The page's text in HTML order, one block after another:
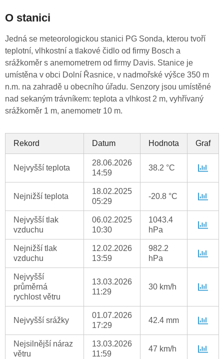
O stanici
Jedná se meteorologickou stanici PG Sonda, kterou tvoří
teplotní, vlhkostní a tlakové čidlo od firmy Bosch a
srážkoměr s anemometrem od firmy Davis. Stanice je
umístěna v obci Dolní Řasnice, v nadmořské výšce 350 m
n.m. na zahradě u obecního úřadu. Senzory jsou umístěné
nad sekaným trávníkem: teplota a vlhkost 2 m, vyhřívaný
srážkoměr 1 m, anemometr 10 m.
Rekord Datum Hodnota Graf
Nejvyšší teplota
28.06.2026
14:59
38.2 °C
Nejnižší teplota
18.02.2025
05:29
-20.8 °C
Nejvyšší tlak
vzduchu
06.02.2025
10:30
1043.4
hPa
Nejnižší tlak
vzduchu
12.02.2026
13:59
982.2
hPa
Nejvyšší
průměrná
rychlost větru
13.03.2026
11:29
30 km/h
Nejvyšší srážky
01.07.2026
17:29
42.4 mm
Nejsilnější náraz
větru
13.03.2026
11:59
47 km/h